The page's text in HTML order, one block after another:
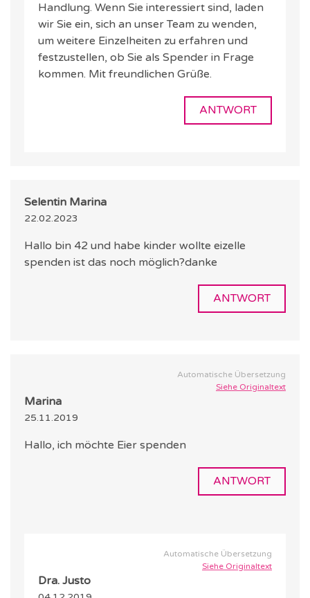
Handlung. Wenn Sie interessiert sind, laden
wir Sie ein, sich an unser Team zu wenden,
um weitere Einzelheiten zu erfahren und
festzustellen, ob Sie als Spender in Frage
kommen. Mit freundlichen Grüße.
ANTWORT
Selentin Marina
22.02.2023
Hallo bin 42 und habe kinder wollte eizelle
spenden ist das noch möglich?danke
ANTWORT
Automatische Übersetzung
Siehe Originaltext
Marina
25.11.2019
Hallo, ich möchte Eier spenden
ANTWORT
Automatische Übersetzung
Siehe Originaltext
Dra. Justo